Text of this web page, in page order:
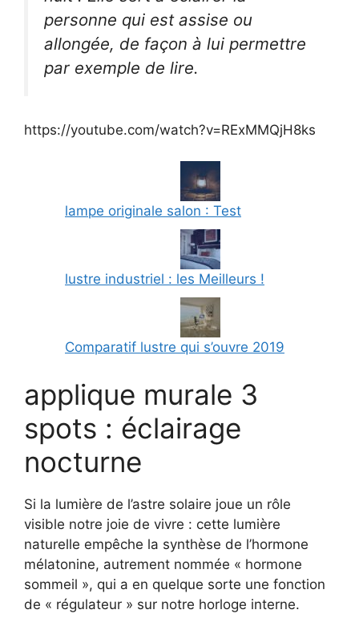
personne qui est assise ou
allongée, de façon à lui permettre
par exemple de lire.
https://youtube.com/watch?v=RExMMQjH8ks
lampe originale salon : Test
lustre industriel : les Meilleurs !
Comparatif lustre qui s’ouvre 2019
applique murale 3
spots : éclairage
nocturne
Si la lumière de l’astre solaire joue un rôle
visible notre joie de vivre : cette lumière
naturelle empêche la synthèse de l’hormone
mélatonine, autrement nommée « hormone
sommeil », qui a en quelque sorte une fonction
de « régulateur » sur notre horloge interne.